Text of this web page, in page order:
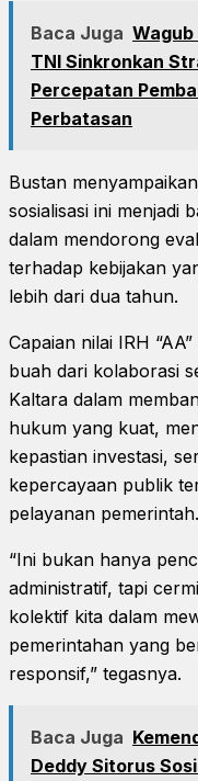
Baca Juga
TNI Sinkronkan
Percepatan
Perbatasan
Bustan
sosialisasi ini menjadi
dalam mendorong
terhadap kebijakan
lebih dari dua tahun.
Capaian nilai IRH
buah dari kolaborasi
Kaltara dalam
hukum yang kuat,
kepastian investasi,
kepercayaan publik
pelayanan pemerintah.
“Ini bukan hanya
administratif, tapi
kolektif kita dalam
pemerintahan yang
responsif,” tegasnya.
Baca Juga
Deddy Sitorus